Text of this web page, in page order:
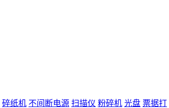
碎纸机 不间断电源 扫描仪 粉碎机 光盘 票据打